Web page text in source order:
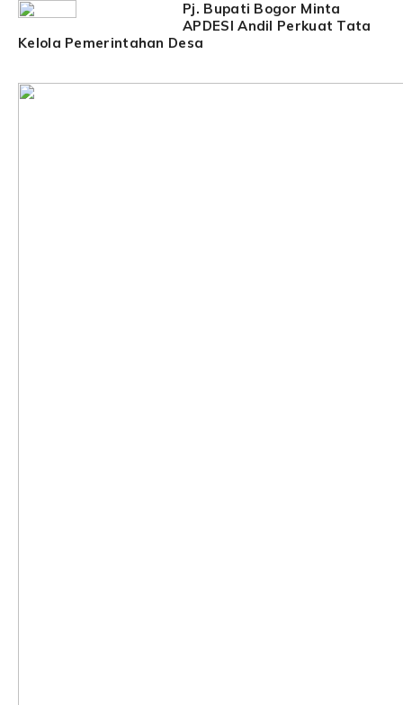
Pj. Bupati Bogor Minta
APDESI Andil Perkuat Tata
Kelola Pemerintahan Desa